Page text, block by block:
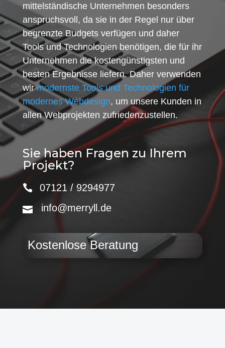
mittelständische Unternehmen besonders
anspruchsvoll, da sie in der Regel nur über
begrenzte Budgets verfügen und daher
Tools und Technologien benötigen, die für ihr
Unternehmen die kostengünstigsten und
besten Ergebnisse liefern. Daher verwenden
wirmodernste Tools und Technologien für
modernes Webdesign, um unsere Kunden in
allen Webprojekten zufriedenzustellen.
Sie haben Fragen zu Ihrem
Projekt?
07121 / 9294977
info@merryll.de
Kostenlose Beratung